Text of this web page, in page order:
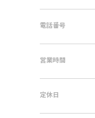
電話番号
営業時間
定休日